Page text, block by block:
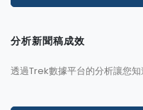
分析新聞稿成效
透過Trek數據平台的分析讓您